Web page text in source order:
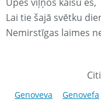
Lai tie šajā svētku
Nemirstīgas laimes
Genoveva Genovefa